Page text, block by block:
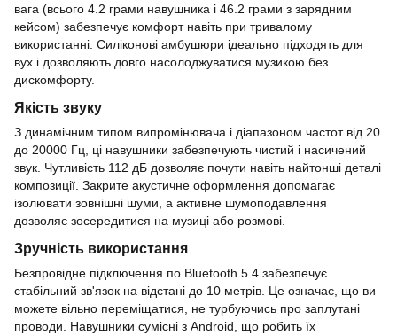
вага (всього 4.2 грами навушника і 46.2 грами з зарядним
кейсом) забезпечує комфорт навіть при тривалому
використанні. Силіконові амбушюри ідеально підходять для
вух і дозволяють довго насолоджуватися музикою без
дискомфорту.
Якість звуку
З динамічним типом випромінювача і діапазоном частот від 20
до 20000 Гц, ці навушники забезпечують чистий і насичений
звук. Чутливість 112 дБ дозволяє почути навіть найтонші деталі
композиції. Закрите акустичне оформлення допомагає
ізолювати зовнішні шуми, а активне шумоподавлення
дозволяє зосередитися на музиці або розмові.
Зручність використання
Безпровідне підключення по Bluetooth 5.4 забезпечує
стабільний зв'язок на відстані до 10 метрів. Це означає, що ви
можете вільно переміщатися, не турбуючись про заплутані
проводи. Навушники сумісні з Android, що робить їх